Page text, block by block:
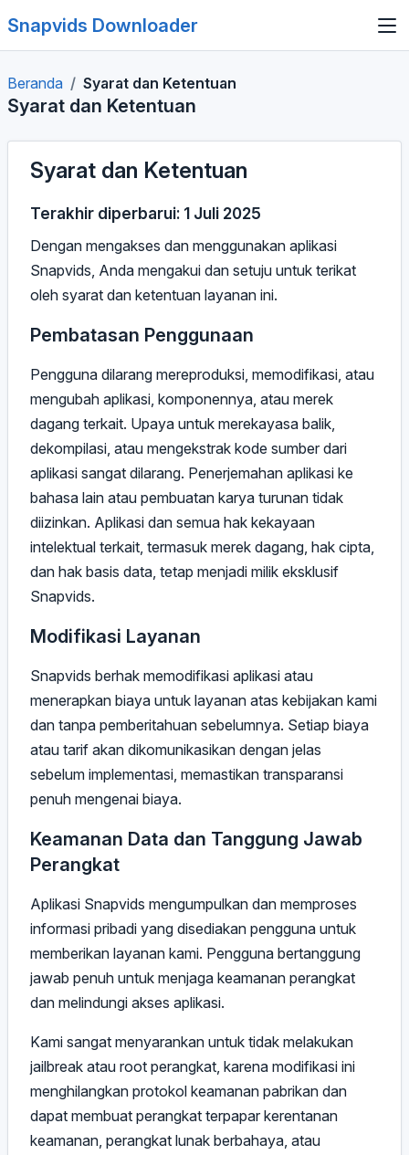
Snapvids Downloader
Beranda Syarat dan Ketentuan
Syarat dan Ketentuan
Syarat dan Ketentuan
Terakhir diperbarui: 1 Juli 2025
Dengan mengakses dan menggunakan aplikasi
Snapvids, Anda mengakui dan setuju untuk terikat
oleh syarat dan ketentuan layanan ini.
Pembatasan Penggunaan
Pengguna dilarang mereproduksi, memodifikasi, atau
mengubah aplikasi, komponennya, atau merek
dagang terkait. Upaya untuk merekayasa balik,
dekompilasi, atau mengekstrak kode sumber dari
aplikasi sangat dilarang. Penerjemahan aplikasi ke
bahasa lain atau pembuatan karya turunan tidak
diizinkan. Aplikasi dan semua hak kekayaan
intelektual terkait, termasuk merek dagang, hak cipta,
dan hak basis data, tetap menjadi milik eksklusif
Snapvids.
Modifikasi Layanan
Snapvids berhak memodifikasi aplikasi atau
menerapkan biaya untuk layanan atas kebijakan kami
dan tanpa pemberitahuan sebelumnya. Setiap biaya
atau tarif akan dikomunikasikan dengan jelas
sebelum implementasi, memastikan transparansi
penuh mengenai biaya.
Keamanan Data dan Tanggung Jawab
Perangkat
Aplikasi Snapvids mengumpulkan dan memproses
informasi pribadi yang disediakan pengguna untuk
memberikan layanan kami. Pengguna bertanggung
jawab penuh untuk menjaga keamanan perangkat
dan melindungi akses aplikasi.
Kami sangat menyarankan untuk tidak melakukan
jailbreak atau root perangkat, karena modifikasi ini
menghilangkan protokol keamanan pabrikan dan
dapat membuat perangkat terpapar kerentanan
keamanan, perangkat lunak berbahaya, atau